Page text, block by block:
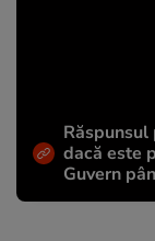
dacă este
Guvern